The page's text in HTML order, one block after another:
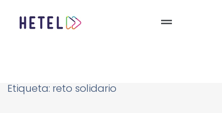
Etiqueta: reto solidario